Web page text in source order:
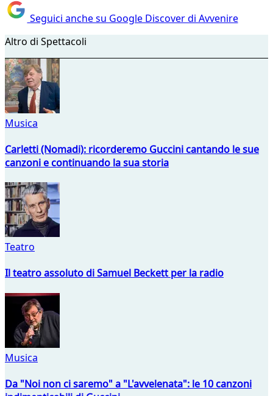
Seguici anche su Google Discover di Avvenire
Altro di Spettacoli
Musica
Carletti (Nomadi): ricorderemo Guccini cantando le sue
canzoni e continuando la sua storia
Teatro
Il teatro assoluto di Samuel Beckett per la radio
Musica
Da "Noi non ci saremo" a "L'avvelenata": le 10 canzoni